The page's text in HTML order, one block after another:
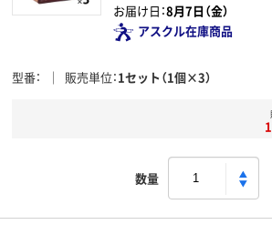
お届け日：8月7日（金）
アスクル在庫商品
型番 販売単位 1セット（1個×3）
数量